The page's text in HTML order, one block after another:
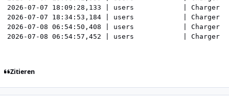
2026-07-07 18:09:28,133 | users            | Charger
2026-07-07 18:34:53,184 | users            | Charger
2026-07-08 06:54:50,408 | users            | Charger
2026-07-08 06:54:57,452 | users            | Charger
Zitieren